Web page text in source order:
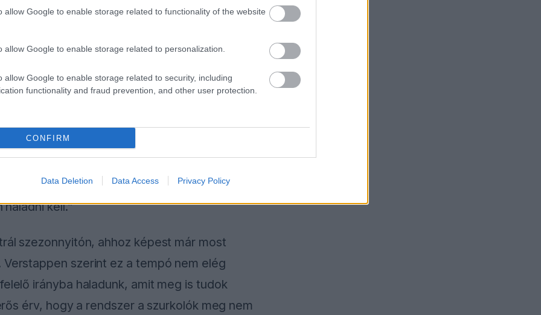
allow Google to enable storage related to functionality of the website
allow Google to enable storage related to personalization.
allow Google to enable storage related to security, including
functionality and fraud prevention, and other user protection.
CONFIRM
Data Deletion Data Access Privacy Policy
elégedett lesz ezzel.”
a volán mögött mindenféle extra
tartásához” – fogalmazott Ramjiawan.
átalakult az elmúlt évtizedekhez
az új kihívásokhoz.
vagy húsz évvel ezelőtt. Az elmúlt
szabályrendszert, néhány felvetés
kell.”
szezonnyitón, ahhoz képest már most
szerint ez a tempó nem elég
irányba haladunk, amit meg is tudok
érv, hogy a rendszer a szurkolók meg nem